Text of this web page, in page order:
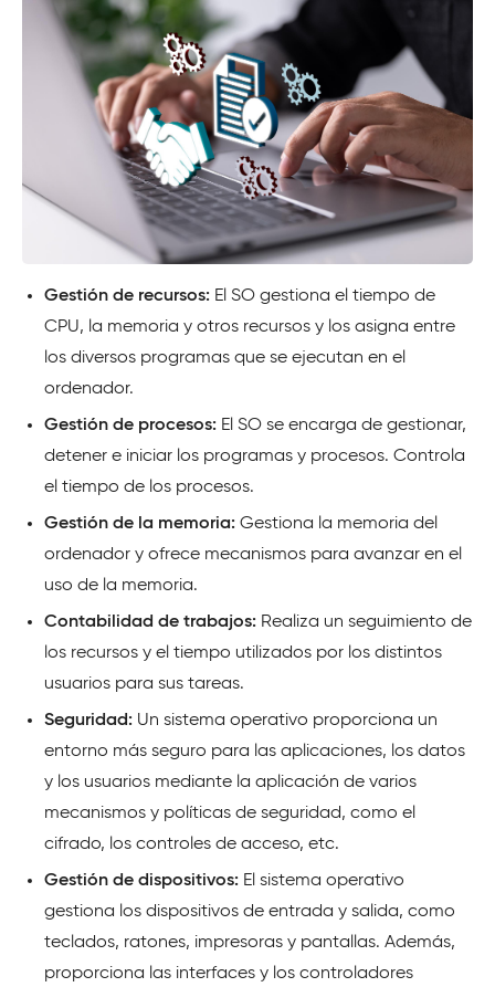
Gestión de recursos: El SO gestiona el tiempo de
CPU, la memoria y otros recursos y los asigna entre
los diversos programas que se ejecutan en el
ordenador.
Gestión de procesos: El SO se encarga de gestionar,
detener e iniciar los programas y procesos. Controla
el tiempo de los procesos.
Gestión de la memoria: Gestiona la memoria del
ordenador y ofrece mecanismos para avanzar en el
uso de la memoria.
Contabilidad de trabajos: Realiza un seguimiento de
los recursos y el tiempo utilizados por los distintos
usuarios para sus tareas.
Seguridad: Un sistema operativo proporciona un
entorno más seguro para las aplicaciones, los datos
y los usuarios mediante la aplicación de varios
mecanismos y políticas de seguridad, como el
cifrado, los controles de acceso, etc.
Gestión de dispositivos: El sistema operativo
gestiona los dispositivos de entrada y salida, como
teclados, ratones, impresoras y pantallas. Además,
proporciona las interfaces y los controladores